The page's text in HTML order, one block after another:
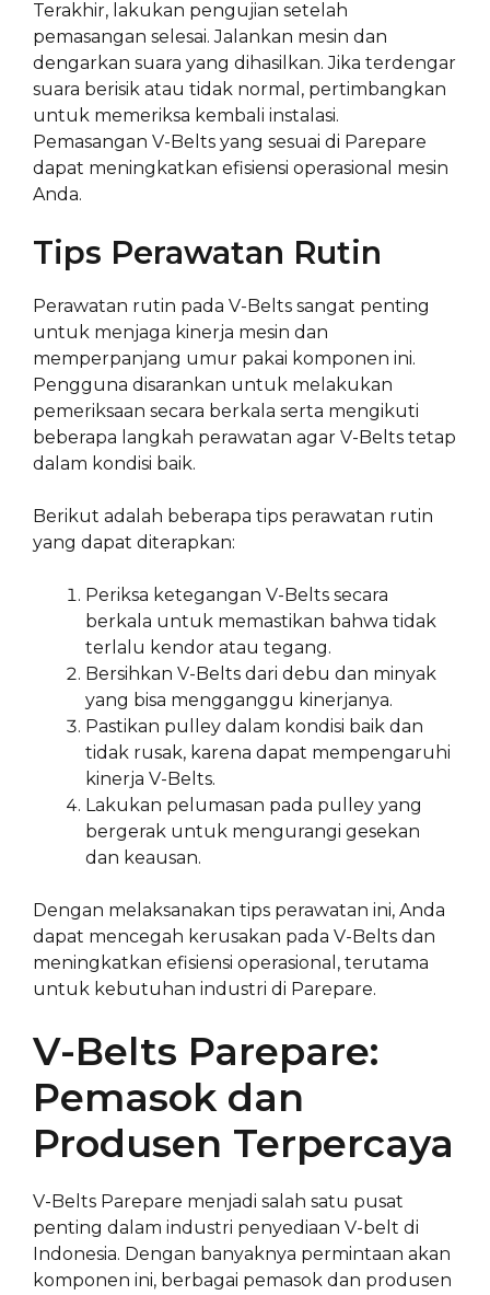
Terakhir, lakukan pengujian setelah
pemasangan selesai. Jalankan mesin dan
dengarkan suara yang dihasilkan. Jika terdengar
suara berisik atau tidak normal, pertimbangkan
untuk memeriksa kembali instalasi.
Pemasangan V-Belts yang sesuai di Parepare
dapat meningkatkan efisiensi operasional mesin
Anda.
Tips Perawatan Rutin
Perawatan rutin pada V-Belts sangat penting
untuk menjaga kinerja mesin dan
memperpanjang umur pakai komponen ini.
Pengguna disarankan untuk melakukan
pemeriksaan secara berkala serta mengikuti
beberapa langkah perawatan agar V-Belts tetap
dalam kondisi baik.
Berikut adalah beberapa tips perawatan rutin
yang dapat diterapkan:
Periksa ketegangan V-Belts secara
berkala untuk memastikan bahwa tidak
terlalu kendor atau tegang.
Bersihkan V-Belts dari debu dan minyak
yang bisa mengganggu kinerjanya.
Pastikan pulley dalam kondisi baik dan
tidak rusak, karena dapat mempengaruhi
kinerja V-Belts.
Lakukan pelumasan pada pulley yang
bergerak untuk mengurangi gesekan
dan keausan.
Dengan melaksanakan tips perawatan ini, Anda
dapat mencegah kerusakan pada V-Belts dan
meningkatkan efisiensi operasional, terutama
untuk kebutuhan industri di Parepare.
V-Belts Parepare:
Pemasok dan
Produsen Terpercaya
V-Belts Parepare menjadi salah satu pusat
penting dalam industri penyediaan V-belt di
Indonesia. Dengan banyaknya permintaan akan
komponen ini, berbagai pemasok dan produsen